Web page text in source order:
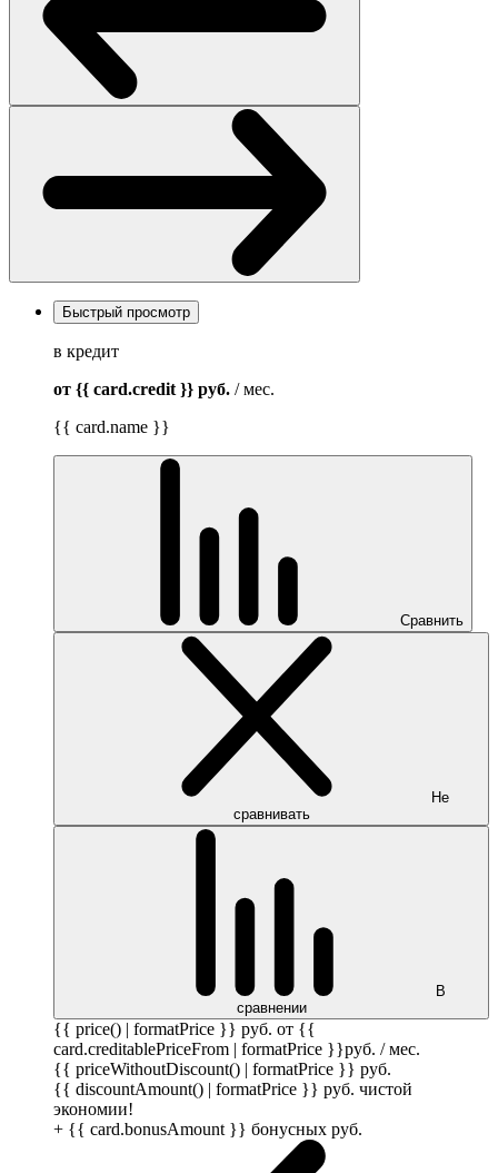
Быстрый просмотр
в кредит
от {{ card.credit }} руб. / мес.
{{ card.name }}
Сравнить
Не
сравнивать
В
сравнении
{{ price() | formatPrice }} руб. от {{
card.creditablePriceFrom | formatPrice }}руб. / мес.
{{ priceWithoutDiscount() | formatPrice }} руб.
{{ discountAmount() | formatPrice }} руб. чистой
экономии!
+ {{ card.bonusAmount }} бонусных руб.